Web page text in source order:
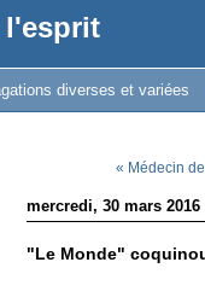
l'esprit
diverses et variées
« Médecin
mercredi, 30 mars 2016
"Le Monde"